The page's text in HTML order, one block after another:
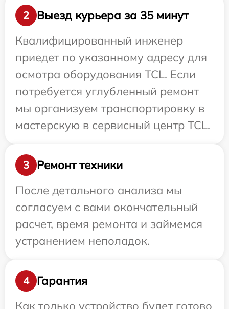
2
Выезд курьера за 35 минут
Квалифицированный инженер
приедет по указанному адресу для
осмотра оборудования TCL. Если
потребуется углубленный ремонт
мы организуем транспортировку в
мастерскую в сервисный центр TCL.
3
Ремонт техники
После детального анализа мы
согласуем с вами окончательный
расчет, время ремонта и займемся
устранением неполадок.
4
Гарантия
Как только устройство будет готово